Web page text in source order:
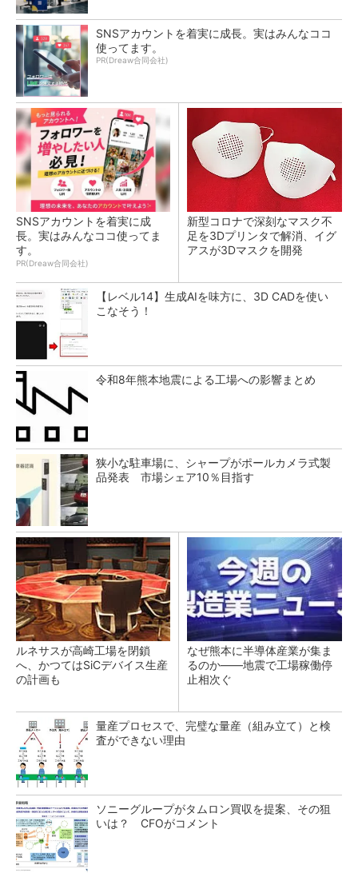
SNSアカウントを着実に成長。実はみんなココ
使ってます。
PR(Dreaw合同会社)
SNSアカウントを着実に成
長。実はみんなココ使ってま
す。
PR(Dreaw合同会社)
新型コロナで深刻なマスク不
足を3Dプリンタで解消、イグ
アスが3Dマスクを開発
【レベル14】生成AIを味方に、3D CADを使い
こなそう！
令和8年熊本地震による工場への影響まとめ
狭小な駐車場に、シャープがポールカメラ式製
品発表 市場シェア10％目指す
ルネサスが高崎工場を閉鎖
へ、かつてはSiCデバイス生産
の計画も
なぜ熊本に半導体産業が集ま
るのか――地震で工場稼働停
止相次ぐ
量産プロセスで、完璧な量産（組み立て）と検
査ができない理由
ソニーグループがタムロン買収を提案、その狙
いは？ CFOがコメント